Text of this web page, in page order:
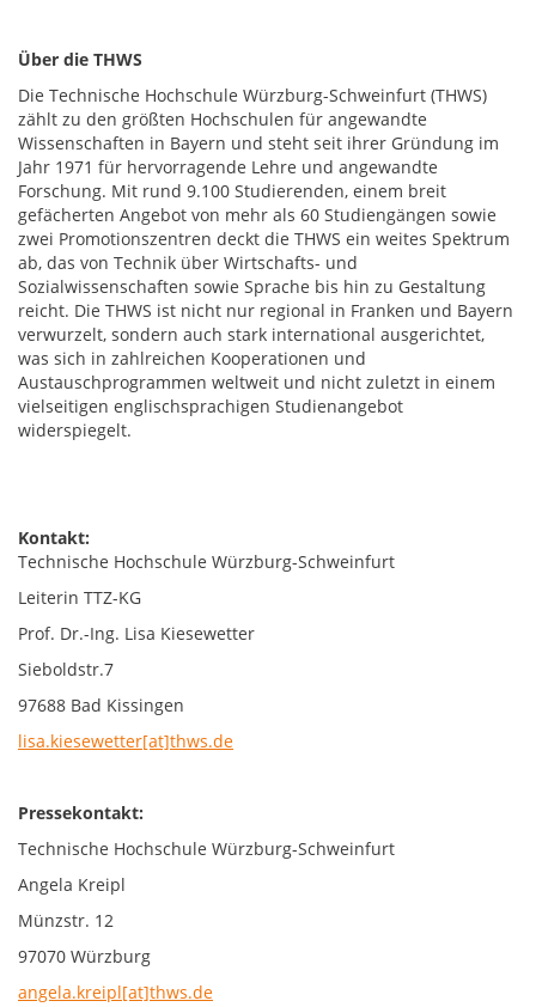
Über die THWS
Die Technische Hochschule Würzburg-Schweinfurt (THWS)
zählt zu den größten Hochschulen für angewandte
Wissenschaften in Bayern und steht seit ihrer Gründung im
Jahr 1971 für hervorragende Lehre und angewandte
Forschung. Mit rund 9.100 Studierenden, einem breit
gefächerten Angebot von mehr als 60 Studiengängen sowie
zwei Promotionszentren deckt die THWS ein weites Spektrum
ab, das von Technik über Wirtschafts- und
Sozialwissenschaften sowie Sprache bis hin zu Gestaltung
reicht. Die THWS ist nicht nur regional in Franken und Bayern
verwurzelt, sondern auch stark international ausgerichtet,
was sich in zahlreichen Kooperationen und
Austauschprogrammen weltweit und nicht zuletzt in einem
vielseitigen englischsprachigen Studienangebot
widerspiegelt.
Kontakt:
Technische Hochschule Würzburg-Schweinfurt
Leiterin TTZ-KG
Prof. Dr.-Ing. Lisa Kiesewetter
Sieboldstr.7
97688 Bad Kissingen
lisa.kiesewetter[at]thws.de
Pressekontakt:
Technische Hochschule Würzburg-Schweinfurt
Angela Kreipl
Münzstr. 12
97070 Würzburg
angela.kreipl[at]thws.de